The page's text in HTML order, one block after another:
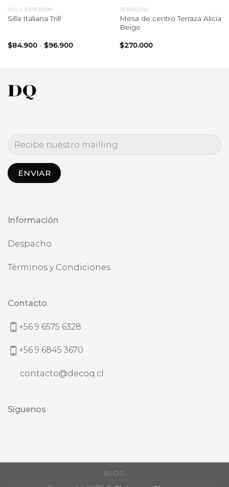
SILLA EXTERIOR
Silla Italiana Trill
$84.900 - $96.900Rango
TERRAZAS
Mesa de centro Terraza Alicia
Beige
$270.000
Información
Despacho
Términos y Condiciones
Contacto
+56 9 6575 6328
+56 9 6845 3670
contacto@decoq.cl
Síguenos
BLOG